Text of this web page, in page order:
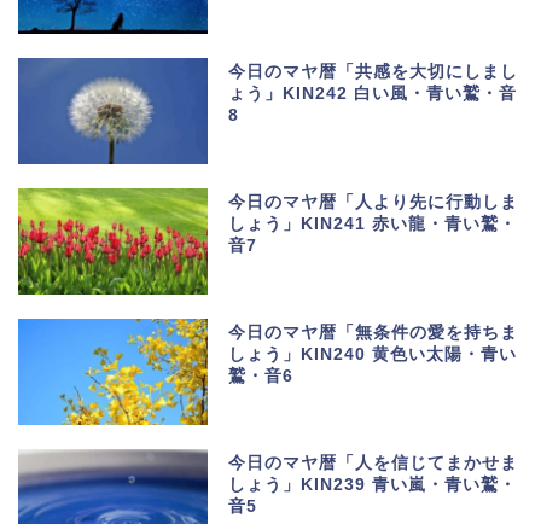
今日のマヤ暦「共感を大切にしまし
ょう」KIN242 白い風・青い鷲・音
8
今日のマヤ暦「人より先に行動しま
しょう」KIN241 赤い龍・青い鷲・
音7
今日のマヤ暦「無条件の愛を持ちま
しょう」KIN240 黄色い太陽・青い
鷲・音6
今日のマヤ暦「人を信じてまかせま
しょう」KIN239 青い嵐・青い鷲・
音5